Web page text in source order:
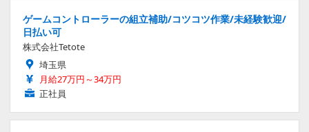
ゲームコントローラーの組立補助/コツコツ作業/未経験歓迎/
日払い可
株式会社Tetote
埼玉県
月給27万円～34万円
正社員